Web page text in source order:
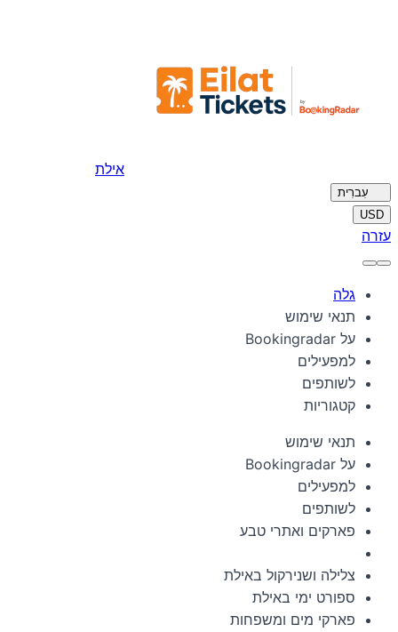
אילת
עִברִית
USD
עזרה
גלה
תנאי שימוש
על Bookingradar
למפעילים
לשותפים
קטגוריות
תנאי שימוש
על Bookingradar
למפעילים
לשותפים
פארקים ואתרי טבע
צלילה ושנירקול באילת
ספורט ימי באילת
פארקי מים ומשפחות